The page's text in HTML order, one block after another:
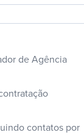
de Agência
contatos por